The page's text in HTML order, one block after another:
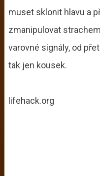
muset sklonit hlavu a
zmanipulovat
varovné signály, od
tak jen kousek.
lifehack.org